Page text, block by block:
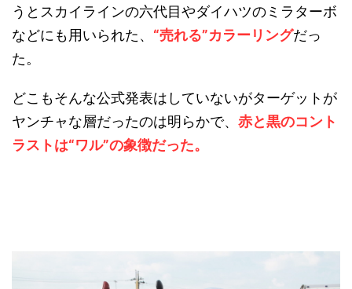
うとスカイラインの六代目やダイハツのミラターボ
などにも用いられた、 “売れる”カラーリングだっ
た。
どこもそんな公式発表はしていないがターゲットが
ヤンチャな層だったのは明らかで、 赤と黒のコント
ラストは“ワル”の象徴だった。